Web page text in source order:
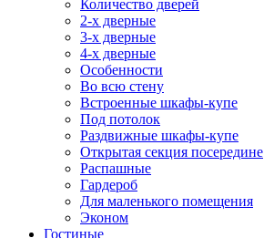
Количество дверей
2-х дверные
3-х дверные
4-х дверные
Особенности
Во всю стену
Встроенные шкафы-купе
Под потолок
Раздвижные шкафы-купе
Открытая секция посередине
Распашные
Гардероб
Для маленького помещения
Эконом
Гостиные